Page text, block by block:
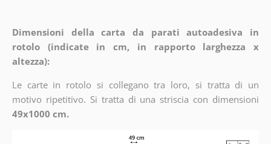
Dimensioni della carta da parati autoadesiva in
rotolo (indicate in cm, in rapporto larghezza x
altezza):
Le carte in rotolo si collegano tra loro, si tratta di un
motivo ripetitivo. Si tratta di una striscia con dimensioni
49x1000 cm.